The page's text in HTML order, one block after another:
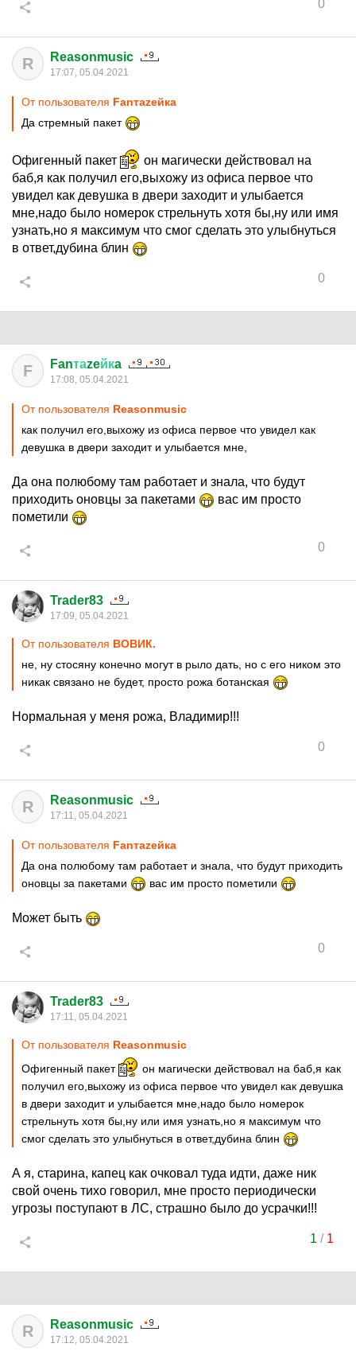
0
R Reasonmusic
17:07, 05.04.2021
От пользователя Fanтаzeйкa
Да стремный пакет
Офигенный пакет
он магически действовал на
баб,я как получил его,выхожу из офиса первое что
увидел как девушка в двери заходит и улыбается
мне,надо было номерок стрельнуть хотя бы,ну или имя
узнать,но я максимум что смог сделать это улыбнуться
в ответ,дубина блин
0
F Fanтаzeйкa
17:08, 05.04.2021
От пользователя Reasonmusic
как получил его,выхожу из офиса первое что увидел как
девушка в двери заходит и улыбается мне,
Да она полюбому там работает и знала, что будут
приходить оновцы за пакетами
вас им просто
пометили
0
Trader83
17:09, 05.04.2021
От пользователя ВОВИК.
не, ну стосяну конечно могут в рыло дать, но с его ником это
никак связано не будет, просто рожа ботанская
Нормальная у меня рожа, Владимир!!!
0
R Reasonmusic
17:11, 05.04.2021
От пользователя Fanтаzeйкa
Да она полюбому там работает и знала, что будут приходить
оновцы за пакетами
вас им просто пометили
Может быть
0
Trader83
17:11, 05.04.2021
От пользователя Reasonmusic
Офигенный пакет
он магически действовал на баб,я как
получил его,выхожу из офиса первое что увидел как девушка
в двери заходит и улыбается мне,надо было номерок
стрельнуть хотя бы,ну или имя узнать,но я максимум что
смог сделать это улыбнуться в ответ,дубина блин
А я, старина, капец как очковал туда идти, даже ник
свой очень тихо говорил, мне просто периодически
угрозы поступают в ЛС, страшно было до усрачки!!!
1 / 1
R Reasonmusic
17:12, 05.04.2021